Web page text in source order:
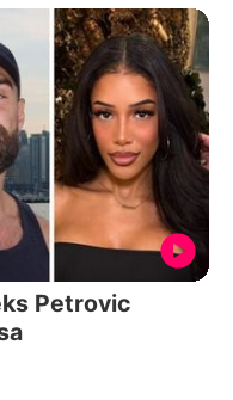
Petrovic